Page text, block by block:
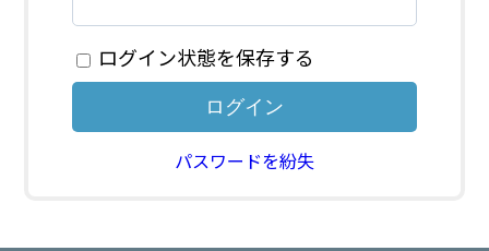
ログイン状態を保存する
パスワードを紛失